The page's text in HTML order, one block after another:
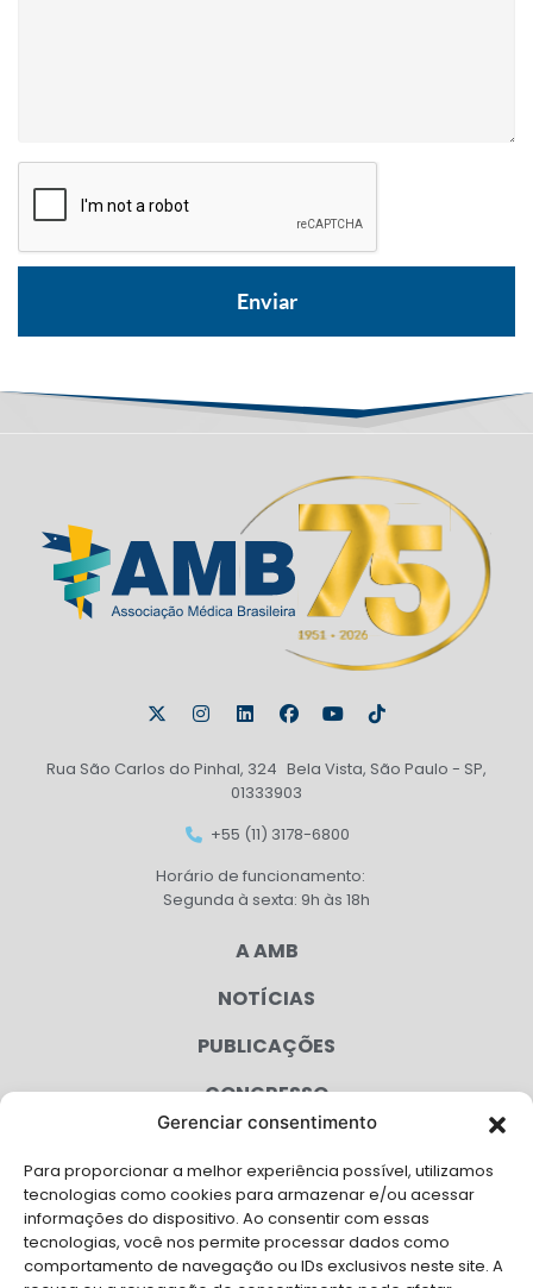
Gerenciar consentimento
Para proporcionar a melhor experiência possível, utilizamos
tecnologias como cookies para armazenar e/ou acessar
informações do dispositivo. Ao consentir com essas
tecnologias, você nos permite processar dados como
comportamento de navegação ou IDs exclusivos neste site. A
Rua São Carlos do Pinhal, 324 Bela Vista, São Paulo - SP,
01333903
+55 (11) 3178-6800
Horário de funcionamento:
Segunda à sexta: 9h às 18h
A AMB
NOTÍCIAS
PUBLICAÇÕES
CONGRESSO
CAMPANHAS
SERVIÇOS